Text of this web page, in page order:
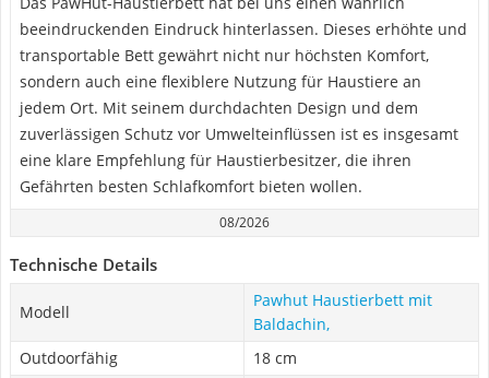
beeindruckenden Eindruck hinterlassen. Dieses erhöhte und
transportable Bett gewährt nicht nur höchsten Komfort,
sondern auch eine flexiblere Nutzung für Haustiere an
jedem Ort. Mit seinem durchdachten Design und dem
zuverlässigen Schutz vor Umwelteinflüssen ist es insgesamt
eine klare Empfehlung für Haustierbesitzer, die ihren
Gefährten besten Schlafkomfort bieten wollen.
08/2026
Technische Details
Modell
Pawhut Haustierbett mit
Baldachin,
Outdoorfähig
18 cm